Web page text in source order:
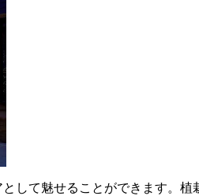
して魅せることができます。植